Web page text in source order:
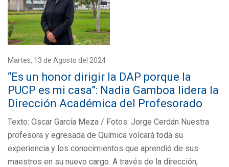
Martes, 13 de Agosto del 2024
“Es un honor dirigir la DAP porque la
PUCP es mi casa”: Nadia Gamboa lidera la
Dirección Académica del Profesorado
Texto: Oscar García Meza / Fotos: Jorge Cerdán Nuestra
profesora y egresada de Química volcará toda su
experiencia y los conocimientos que aprendió de sus
maestros en su nuevo cargo. A través de la dirección,